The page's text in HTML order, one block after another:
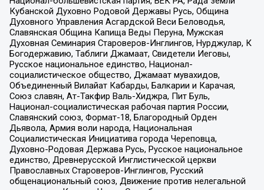
Кубанской Духовно Родовой Державы Русь, Община
Духовного Управления Асгардской Веси Беловодья,
Славянская Община Капища Веды Перуна, Мужская
Духовная Семинария Староверов-Инглингов, Нурджулар, К
Богодержавию, Таблиги Джамаат, Свидетели Иеговы,
Русское национальное единство, Национал-
социалистическое общество, Джамаат мувахидов,
Объединенный Вилайат Кабарды, Балкарии и Карачая,
Союз славян, Ат-Такфир Валь-Хиджра, Пит Буль,
Национал-социалистическая рабочая партия России,
Славянский союз, Формат-18, Благородный Орден
Дьявола, Армия воли народа, Национальная
Социалистическая Инициатива города Череповца,
Духовно-Родовая Держава Русь, Русское национальное
единство, Древнерусской Инглистической церкви
Православных Староверов-Инглингов, Русский
общенациональный союз, Движение против нелегальной